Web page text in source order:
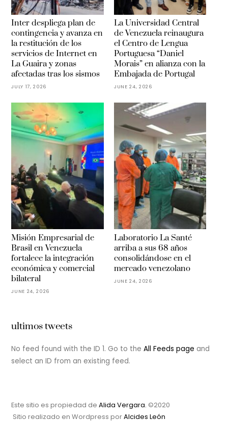
Inter despliega plan de
contingencia y avanza en
la restitución de los
servicios de Internet en
La Guaira y zonas
afectadas tras los sismos
JULY 17, 2026
La Universidad Central
de Venezuela reinaugura
el Centro de Lengua
Portuguesa “Daniel
Morais” en alianza con la
Embajada de Portugal
JUNE 24, 2026
Misión Empresarial de
Brasil en Venezuela
fortalece la integración
económica y comercial
bilateral
JUNE 24, 2026
Laboratorio La Santé
arriba a sus 68 años
consolidándose en el
mercado venezolano
JUNE 24, 2026
ultimos tweets
No feed found with the ID 1. Go to theAll Feeds page and
select an ID from an existing feed.
Este sitio es propiedad deAlida Vergara. ©2020
Sitio realizado en Wordpress porAlcides León